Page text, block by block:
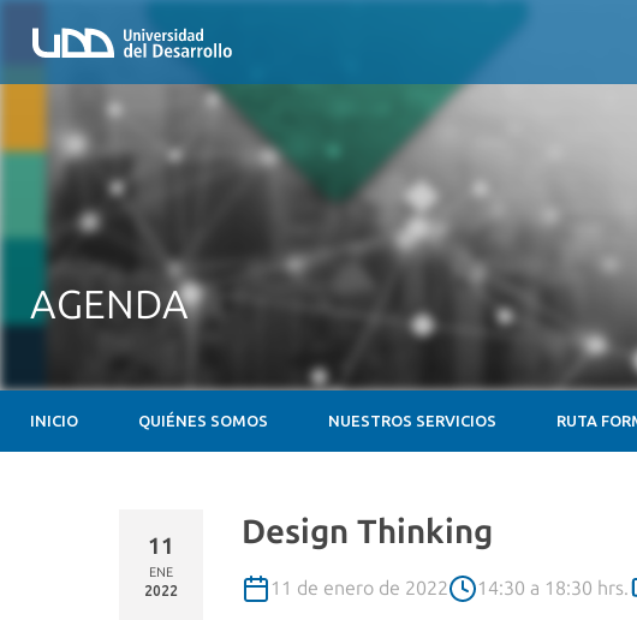
AGENDA
INICIO QUIÉNES SOMOS NUESTROS SERVICIOS RUTA
Design Thinking
11 de enero de 2022 14:30 a 18:30 hrs.
11
ENE
2022